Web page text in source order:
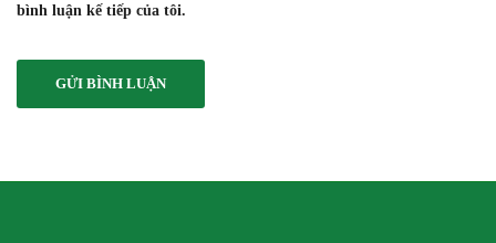
bình luận kế tiếp của tôi.